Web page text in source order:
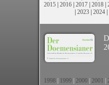
2015 | 2016 | 2017 | 2018 |
| 2023| 2024|
1998 1999 2000 2001